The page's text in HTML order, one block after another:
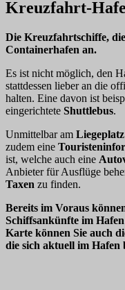
Kreuzfahrt-
Die Kreuzfahrtschiffe,
Containerhafen an.
Es ist nicht möglich, den
stattdessen lieber an die
halten. Eine davon ist
eingerichtete Shuttlebus.
Unmittelbar am
zudem eine
ist, welche auch eine
Anbieter für Ausflüge
Taxen zu finden.
Bereits im Voraus
Schiffsankünfte im
Karte können Sie auch
die sich aktuell im Hafen